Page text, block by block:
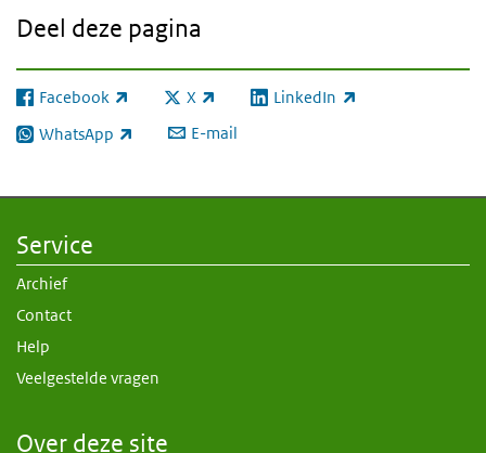
Deel deze pagina
Facebook
(externe link) X
(externe link) LinkedIn
(externe link)
WhatsApp
(externe link) E-mail
Service
Archief
Contact
Help
Veelgestelde vragen
Over deze site